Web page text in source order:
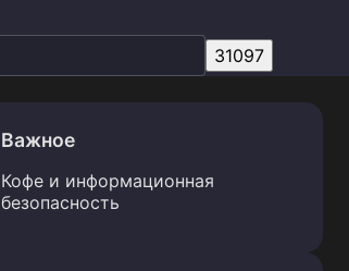
Важное
Кофе и информационная
безопасность